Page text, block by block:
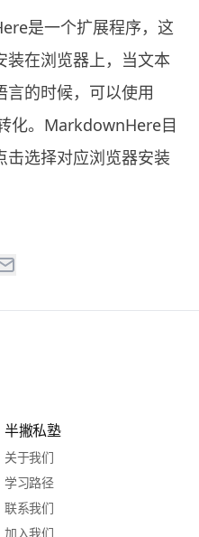
是一个扩展程序，这
装在浏览器上，当文本
的时候，可以使用
化。MarkdownHere目
击选择对应浏览器安装
半撇私塾
关于我们
学习路径
联系我们
加入我们